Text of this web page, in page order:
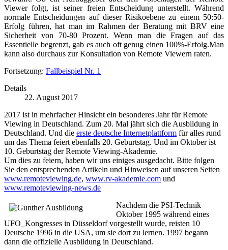
Viewer folgt, ist seiner freien Entscheidung unterstellt. Während
normale Entscheidungen auf dieser Risikoebene zu einem 50:50-
Erfolg führen, hat man im Rahmen der Beratung mit BRV eine
Sicherheit von 70-80 Prozent. Wenn man die Fragen auf das
Essentielle begrenzt, gab es auch oft genug einen 100%-Erfolg.Man
kann also durchaus zur Konsultation von Remote Viewern raten.
Fortsetzung: Fallbeispiel Nr. 1
Details
22. August 2017
2017 ist in mehrfacher Hinsicht ein besonderes Jahr für Remote
Viewing in Deutschland. Zum 20. Mal jährt sich die Ausbildung in
Deutschland. Und die erste deutsche Internetplattform für alles rund
um das Thema feiert ebenfalls 20. Geburtstag. Und im Oktober ist
10. Geburtstag der Remote Viewing-Akademie.
Um dies zu feiern, haben wir uns einiges ausgedacht. Bitte folgen
Sie den entsprechenden Artikeln und Hinweisen auf unseren Seiten
www.remoteviewing.de, www.rv-akademie.com und
www.remoteviewing-news.de
Nachdem die PSI-Technik
Oktober 1995 während eines
UFO_Kongresses in Düsseldorf vorgestellt wurde, reisten 10
Deutsche 1996 in die USA, um sie dort zu lernen. 1997 begann
dann die offizielle Ausbildung in Deutschland.